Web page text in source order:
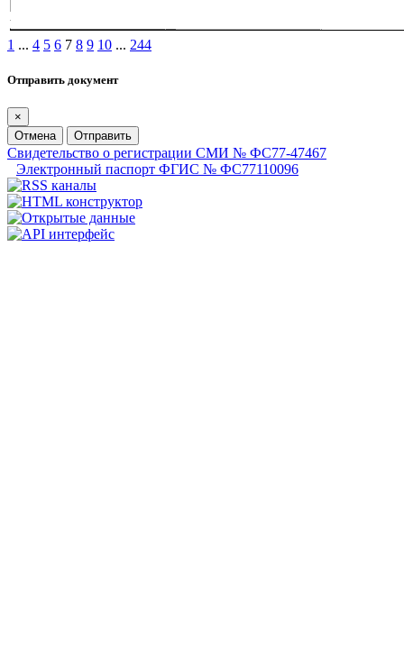
1 ... 4 5 6 7 8 9 10 ... 244
Отправить документ
×
Отмена
Отправить
Свидетельство о регистрации СМИ № ФС77-47467
Электронный паспорт ФГИС № ФС77110096